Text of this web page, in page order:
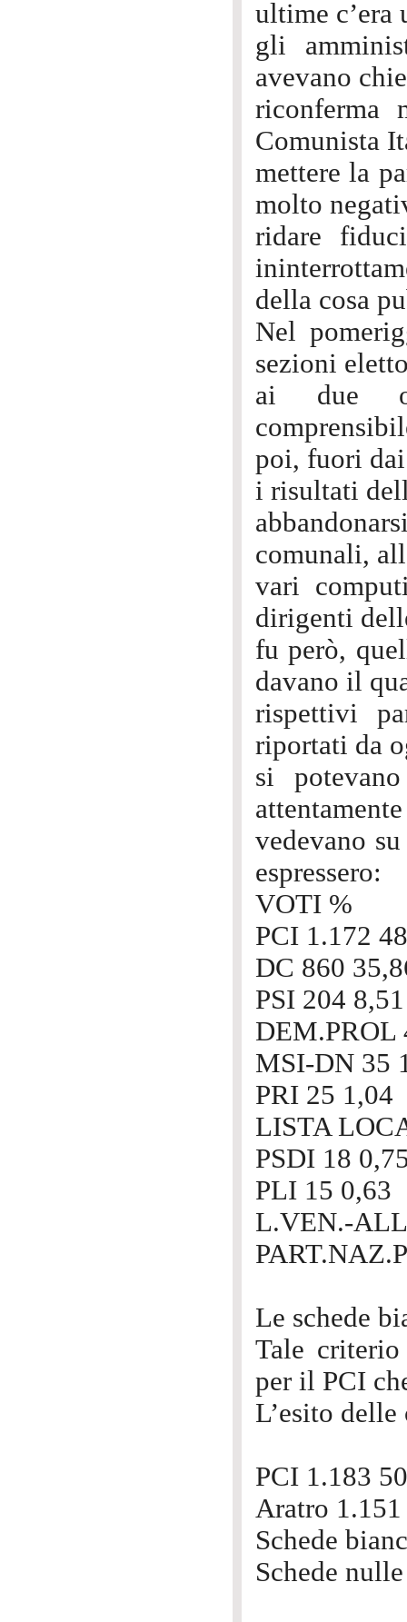
ultime c’era
gli
avevano
riconferma
Comunista
mettere la
molto
ridare
della cosa
Nel
sezioni
ai due
poi, fuori
i risultati
comunali,
vari
dirigenti
fu però,
davano il
rispettivi
riportati da
si
vedevano
espressero:
VOTI %
PCI 1.172
DC 860
PSI 204 8,51
DEM.PROL
MSI-DN 35
PRI 25 1,04
LISTA
PSDI 18
PLI 15 0,63
L.VEN.-
Le schede
Tale
per il PCI
L’esito
PCI 1.183
Aratro
Schede
Schede